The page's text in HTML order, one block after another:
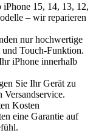
iPhone 15, 14, 13, 12,
– wir reparieren
nur hochwertige
Touch-Funktion.
iPhone innerhalb
Sie Ihr Gerät zu
Versandservice.
Kosten
eine Garantie auf